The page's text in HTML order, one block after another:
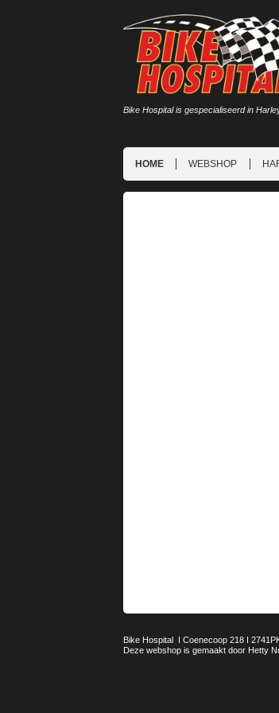
Bike Hospital is gespecialiseerd in
HOME WEBSHOP
Bike Hospital I Coenecoop 218 I
Deze webshop is gemaakt door Hetty